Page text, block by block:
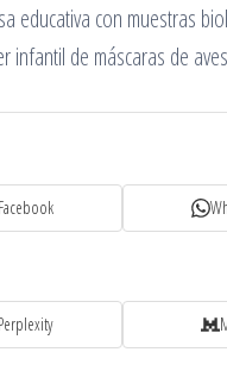
educativa con muestras
infantil de máscaras de aves
Perplexity